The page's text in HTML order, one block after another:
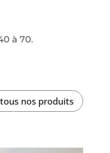
à 70.
nos produits